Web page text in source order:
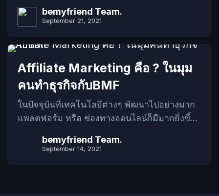
ด้วย หากใครที่มีความสนใจ อยากจะรู้เรื่องราว
จะทำความรู้จักว่าเจ้า GDN คือ อะไรกันแน่? จะ
บทความกันเลย!!! Highlight GDN ที่ต้องรู้!!!
GDN คืออะไร??? การแสดงผลของ GDN เป็น
แบบไหน? เราจะได้อะไรจากการทำ GDN? รูป
แบบค่าใช้จ่ายมีแบบไหนบ้าง? รูปแบบ GDN มี
อะไรบ้าง พร้อมขนาดที่เหมาะสม? GDN คือ
อะไร??? อย่างที่เราได้บอกไปในตอนต้นแล้วว่า
หนักๆ หน่อยเพจร้านค้าก็ปลิวไปซะงั้นๆ ทำไมถึง
กัดหลายๆ อย่างหนึ่งในนั้นก็คือ คําต้องห้าม
Facebook ที่ห้ามมีอยู่ในโฆษณา เป็นเหมือนกฎ
ข้อบังคับของทางเฟสบุ๊คที่เราต้องปฏิบัติตาม
(Policy Facebook) คำต้องห้ามต่างๆ ก็จะมีด้วย
กันหลายหมวดหมู่ตามประเภทของสินค้า และ
บริการที่เราจะยิงโฆษณา บทความนี้ทาง BMF
จะมีคำไหนบ้างไปอ่านในบทความเลย
Highlight คำต้องห้าม ที่ต้องรู้!!! รูปแบบของการ
bemyfriend Team.
September 21, 2021
Affiliate Marketing คือ ? ในมุม
คนทำธุรกิจกับBMF
ในปัจจุบันที่เทคโนโลยีต่างๆ พัฒนาไปอย่างมาก
แพลตฟอร์ม หรือ ช่องทางออนไลน์ก็มีมากยิ่งขึ้น
รูปแบบการทำการตลาด ที่จะช่วยให้ธุรกิจของ
bemyfriend Team.
September 14, 2021